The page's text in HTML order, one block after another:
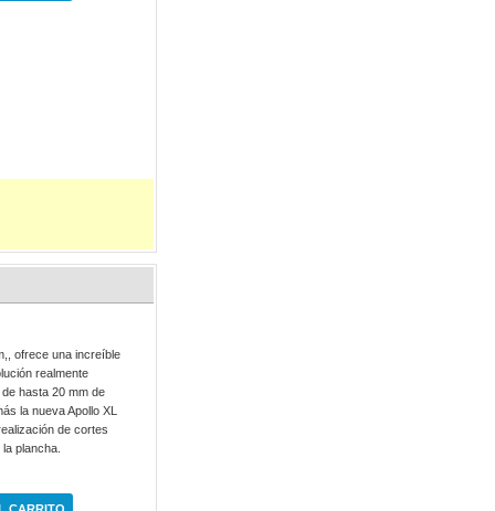
ofrece una increíble
realmente
hasta 20 mm de
la nueva Apollo XL
de cortes
plancha.